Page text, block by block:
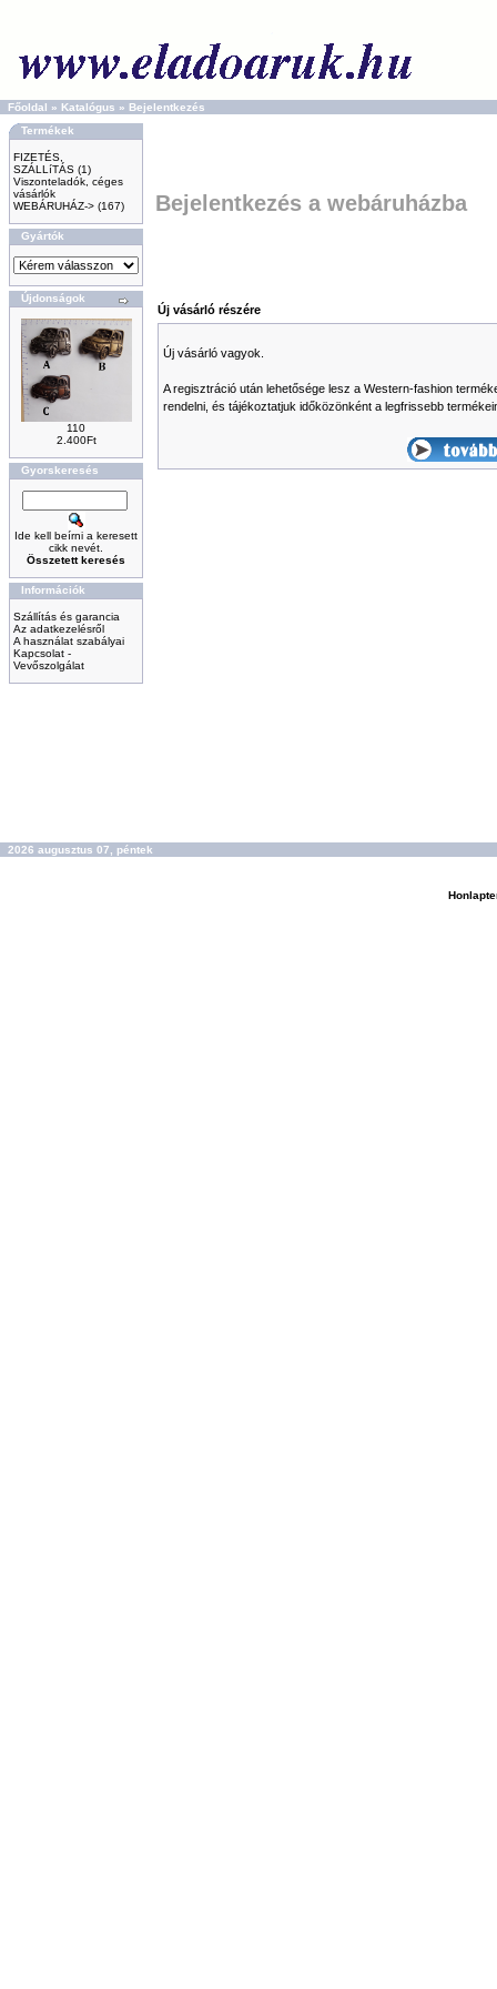
Főoldal » Katalógus » Bejelentkezés
Termékek
FIZETÉS,
SZÁLLíTÁS (1)
Viszonteladók, céges
vásárlók
WEBÁRUHÁZ-> (167)
Gyártók
Újdonságok
110
2.400Ft
Gyorskeresés
Ide kell beírni a keresett
cikk nevét.
Összetett keresés
Információk
Szállítás és garancia
Az adatkezelésről
A használat szabályai
Kapcsolat -
Vevőszolgálat
Bejelentkezés a webáruházba
Új vásárló részére
Új vásárló vagyok.
A regisztráció után lehetősége lesz a Western-fashion
rendelni, és tájékoztatjuk időközönként a legfrissebb
2026 augusztus 07, péntek